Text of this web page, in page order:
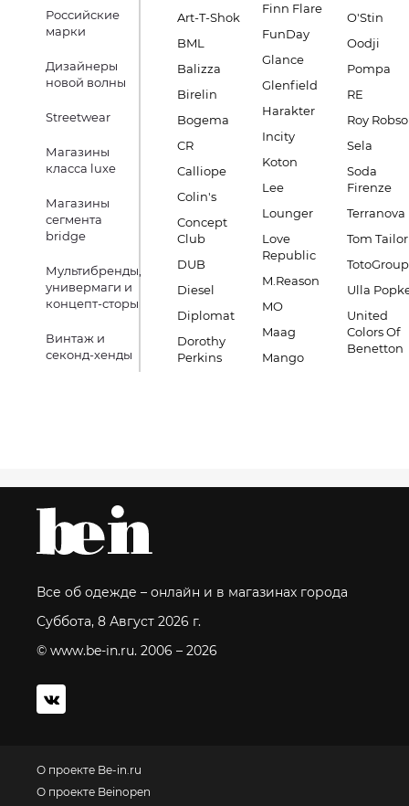
Российские
марки
Дизайнеры
новой волны
Streetwear
Магазины
класса luxe
Магазины
сегмента
bridge
Мультибренды,
универмаги и
концепт-сторы
Винтаж и
секонд-хенды
Art-T-Shok
BML
Balizza
Birelin
Bogema
CR
Calliope
Colin's
Concept
Club
DUB
Diesel
Diplomat
Dorothy
Perkins
Finn Flare
FunDay
Glance
Glenfield
Harakter
Incity
Koton
Lee
Lounger
Love
Republic
M.Reason
MO
Maag
Mango
O'Stin
Oodji
Pompa
RE
Roy
Sela
Soda
Firenze
Terranova
Tom Tailor
TotoGroup
Ulla
United
Colors Of
Benetton
Все об одежде – онлайн и в магазинах города
Суббота, 8 Август 2026 г.
© www.be-in.ru. 2006 – 2026
О проекте Be-in.ru
О проекте Beinopen